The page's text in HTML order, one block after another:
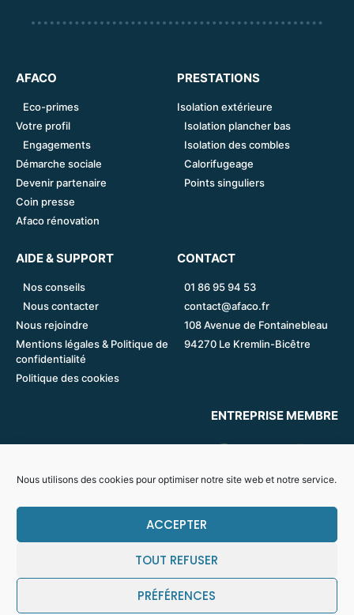
Nous utilisons des cookies pour optimiser notre site web et notre service.
ACCEPTER
TOUT REFUSER
PRÉFÉRENCES
AFACO
Eco-primes
Votre profil
Engagements
Démarche sociale
Devenir partenaire
Coin presse
Afaco rénovation
PRESTATIONS
Isolation extérieure
Isolation plancher bas
Isolation des combles
Calorifugeage
Points singuliers
AIDE & SUPPORT
Nos conseils
Nous contacter
Nous rejoindre
Mentions légales & Politique de
confidentialité
Politique des cookies
CONTACT
01 86 95 94 53
contact@afaco.fr
108 Avenue de Fontainebleau
94270 Le Kremlin-Bicêtre
ENTREPRISE MEMBRE
© Afaco 2022. Tous droits réservés.